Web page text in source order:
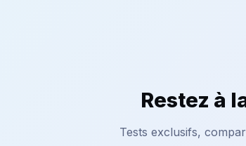
Restez à
Tests exclusifs,